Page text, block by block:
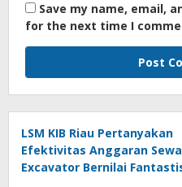
Save my name, email,
for the next time I
LSM KIB Riau Pertanyakan
Efektivitas Anggaran Sewa
Excavator Bernilai